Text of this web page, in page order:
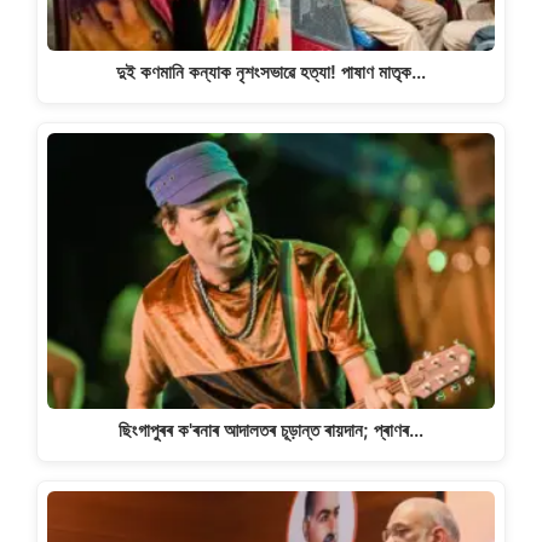
দুই কণমানি কন্যাক নৃশংসভাৱে হত্যা! পাষাণ মাতৃক…
ছিংগাপুৰৰ ক'ৰনাৰ আদালতৰ চূড়ান্ত ৰায়দান; প্ৰাণৰ…